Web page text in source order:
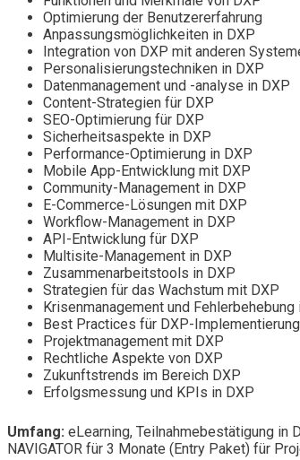
Optimierung der Benutzererfahrung
Anpassungsmöglichkeiten in DXP
Integration von DXP mit anderen
Personalisierungstechniken in DXP
Datenmanagement und -analyse in DXP
Content-Strategien für DXP
SEO-Optimierung für DXP
Sicherheitsaspekte in DXP
Performance-Optimierung in DXP
Mobile App-Entwicklung mit DXP
Community-Management in DXP
E-Commerce-Lösungen mit DXP
Workflow-Management in DXP
API-Entwicklung für DXP
Multisite-Management in DXP
Zusammenarbeitstools in DXP
Strategien für das Wachstum mit DXP
Krisenmanagement und Fehlerbehebung
Best Practices für DXP-
Projektmanagement mit DXP
Rechtliche Aspekte von DXP
Zukunftstrends im Bereich DXP
Erfolgsmessung und KPIs in DXP
Umfang: eLearning, Teilnahmebestätigung in
NAVIGATOR für 3 Monate (Entry Paket) für